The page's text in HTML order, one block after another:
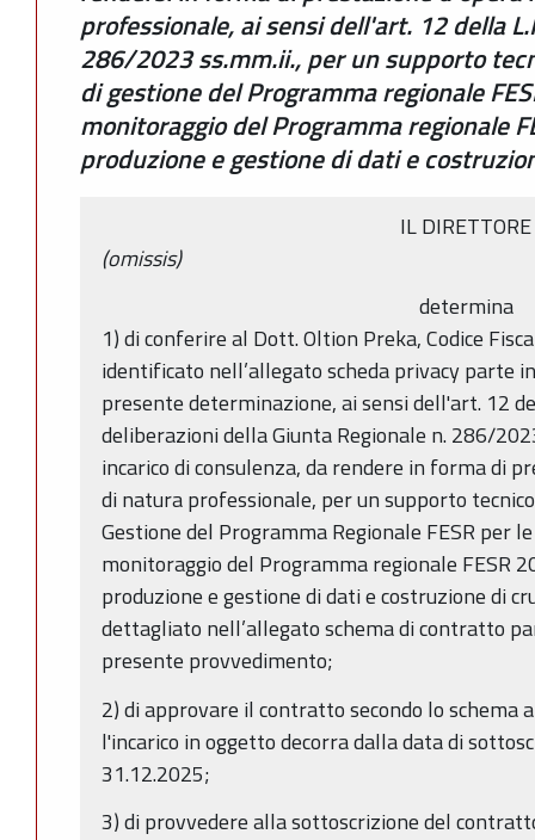
professionale, ai sensi dell'art. 12 della
286/2023 ss.mm.ii., per un supporto
di gestione del Programma regionale
monitoraggio del Programma regionale
produzione e gestione di dati e
IL DIRETTORE
(omissis)
determina
1) di conferire al Dott. Oltion Preka, Codice
identificato nell’allegato scheda privacy parte
presente determinazione, ai sensi dell'art. 12
deliberazioni della Giunta Regionale n. 286/
incarico di consulenza, da rendere in forma di
di natura professionale, per un supporto
Gestione del Programma Regionale FESR per
monitoraggio del Programma regionale FESR
produzione e gestione di dati e costruzione di
dettagliato nell’allegato schema di contratto
presente provvedimento;
2) di approvare il contratto secondo lo schema
l'incarico in oggetto decorra dalla data di
31.12.2025;
3) di provvedere alla sottoscrizione del